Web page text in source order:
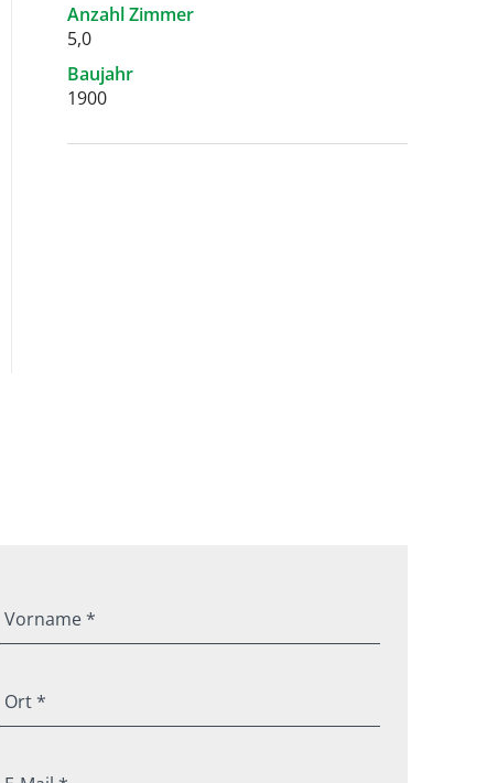
Anzahl Zimmer
5,0
Baujahr
1900
Vorname *
Ort *